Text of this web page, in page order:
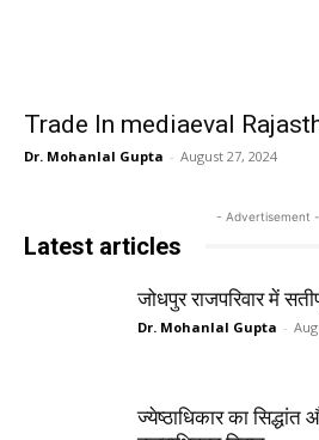
Trade In mediaeval
Dr. Mohanlal Gupta - August 27, 2024
- Advertisement -
Latest articles
जोधपुर राजपरिवार में
Dr. Mohanlal Gupta -
ज्येष्ठाधिकार का सिद्धांत